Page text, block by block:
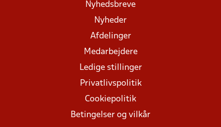
Nyhedsbreve
Nyheder
Afdelinger
Medarbejdere
Ledige stillinger
Privatlivspolitik
Cookiepolitik
Betingelser og vilkår